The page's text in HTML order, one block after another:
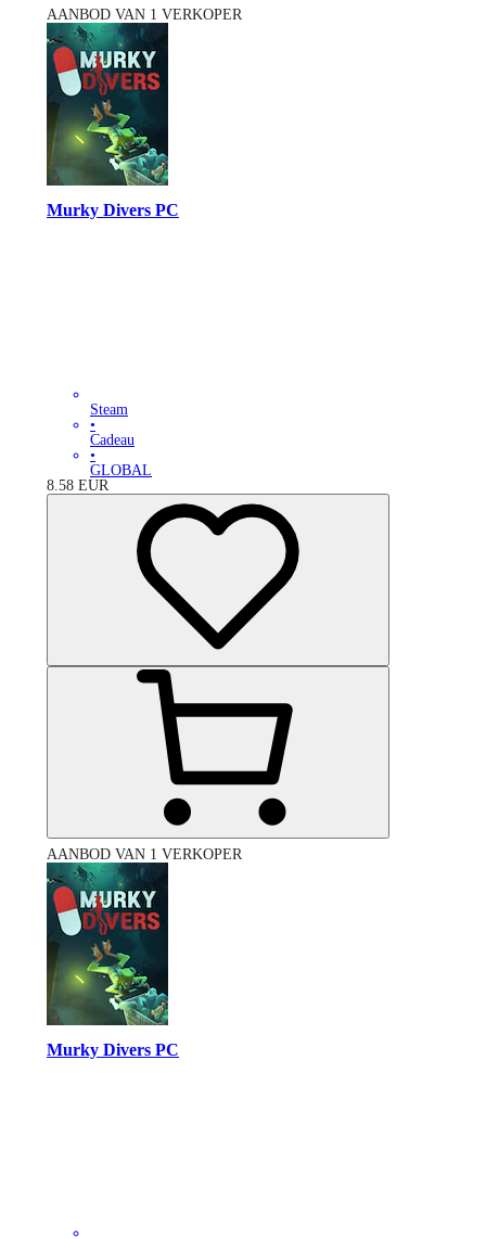
AANBOD VAN 1 VERKOPER
Murky Divers PC
Steam
•
Cadeau
•
GLOBAL
8.58 EUR
AANBOD VAN 1 VERKOPER
Murky Divers PC